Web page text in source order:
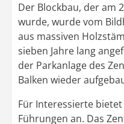
Der Blockbau, der am
wurde, wurde vom
aus massiven
sieben Jahre lang
der Parkanlage des
Balken wieder
Für Interessierte
Führungen an. Das